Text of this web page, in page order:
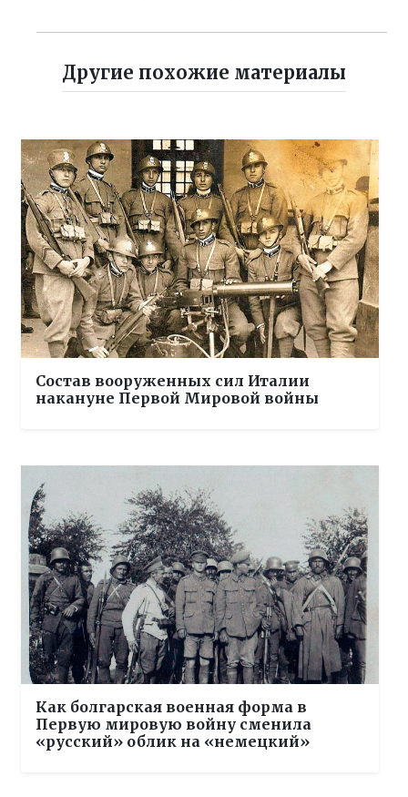
Другие похожие материалы
Состав вооруженных сил Италии
накануне Первой Мировой войны
Как болгарская военная форма в
Первую мировую войну сменила
«русский» облик на «немецкий»